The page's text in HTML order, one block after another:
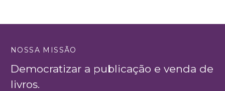
NOSSA MISSÃO
Democratizar a publicação e venda de
livros.